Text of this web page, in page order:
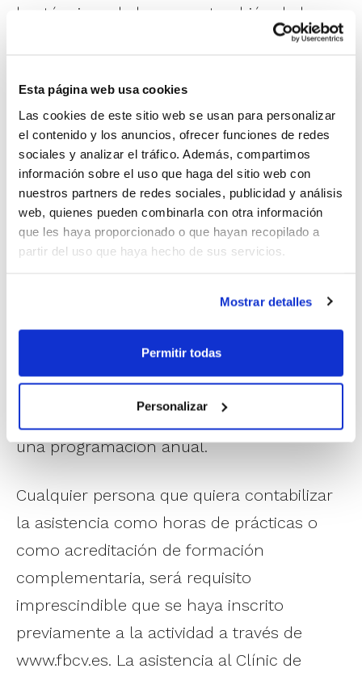
Esta página web usa cookies
Las cookies de este sitio web se usan para personalizar
el contenido y los anuncios, ofrecer funciones de redes
sociales y analizar el tráfico. Además, compartimos
información sobre el uso que haga del sitio web con
nuestros partners de redes sociales, publicidad y análisis
web, quienes pueden combinarla con otra información
que les haya proporcionado o que hayan recopilado a
partir del uso que haya hecho de sus servicios.
Mostrar detalles
Permitir todas
Personalizar
los técnicos de la zona y también de las
propias escuelas municipales de Orihuela
seguir formándose para poder trasladar
estos conocimientos al trabajo diario con
sus jugadores/as.
La siguiente actividad del Plan de
Formación Continua será el 16 de marzo
en Castellón. Coincidiendo con un
Masculina de la Comunidad Valenciana, el
seleccionador Óscar Retortillomostrará
cómo se trabajan los Fundamentos
colectivos dentro del grupo,
contextualizando ese trabajo dentro de
una programación anual.
Cualquier persona que quiera contabilizar
la asistencia como horas de prácticas o
como acreditación de formación
complementaria, será requisito
imprescindible que se haya inscrito
previamente a la actividad a través de
www.fbcv.es. La asistencia al Clínic de